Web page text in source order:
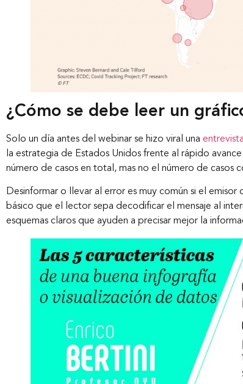
¿Cómo se debe leer un
Solo un día antes del webinar se hizo viral una entrevista
la estrategia de Estados Unidos frente al rápido
número de casos en total, mas no el número de casos
Desinformar o llevar al error es muy común si el
básico que el lector sepa decodificar el mensaje al
esquemas claros que ayuden a precisar mejor la